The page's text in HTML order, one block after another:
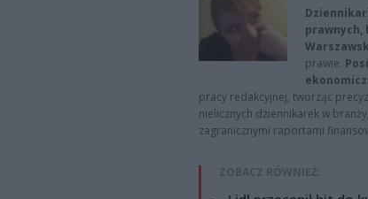
prawnych,
prawie.
pracy redakcyjnej, tworząc
nielicznych dziennikarek w
zagranicznymi raportami
ZOBACZ RÓWNIEŻ: